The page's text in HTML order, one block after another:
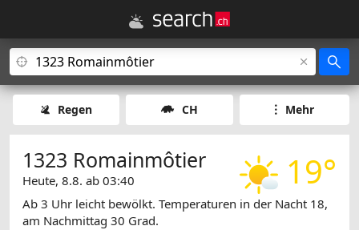
Regen CH Mehr
19°
1323 Romainmôtier
Heute, 8.8. ab 03:40
Ab 3 Uhr leicht bewölkt. Temperaturen in der Nacht 18,
am Nachmittag 30 Grad.